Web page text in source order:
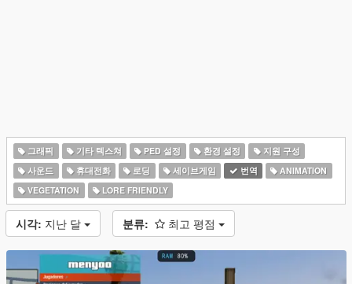
그래픽 기타 텍스쳐 PED 설정 환경 설정
지원 구성
사운드
휴대전화 로딩 세이브게임 번역
ANIMATION
VEGETATION
LORE FRIENDLY
시각: 지난 달 분류: 최고 평점